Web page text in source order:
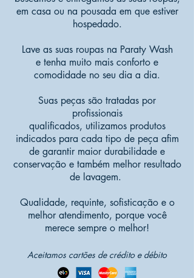
em casa ou na pousada em que estiver
hospedado.
Lave as suas roupas na Paraty Wash
e tenha muito mais conforto e
comodidade no seu dia a dia.
Suas peças são tratadas por
profissionais
qualificados, utilizamos produtos
indicados para cada tipo de peça afim
de garantir maior durabilidade e
conservação e também melhor resultado
de lavagem.
Qualidade, requinte, sofisticação e o
melhor atendimento, porque você
merece sempre o melhor!
Aceitamos cartões de crédito e débito